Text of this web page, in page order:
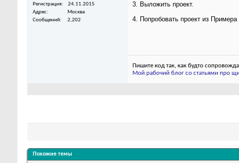
Регистрация
24.11.2015
Адрес
Москва
Сообщений
2,202
3. Выложить проект.
4. Попробовать проект из
Пишите код так, как будто
Мой рабочий блог со статьями про
Похожие темы